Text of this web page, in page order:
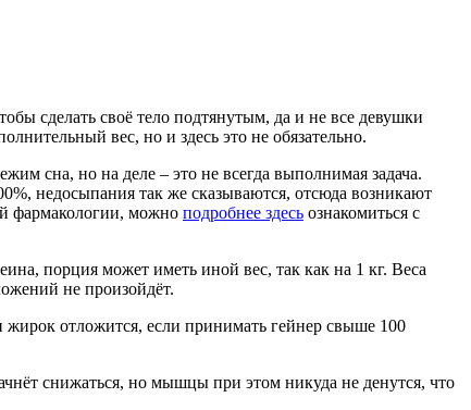
сделать своё тело подтянутым, да и не все девушки
вес, но и здесь это не обязательно.
сна, но на деле – это не всегда выполнимая задача.
недосыпания так же сказываются, отсюда возникают
фармакологии, можно подробнее здесь ознакомиться с
порция может иметь иной вес, так как на 1 кг. Веса
не произойдёт.
жирок отложится, если принимать гейнер свыше 100
снижаться, но мышцы при этом никуда не денутся, что